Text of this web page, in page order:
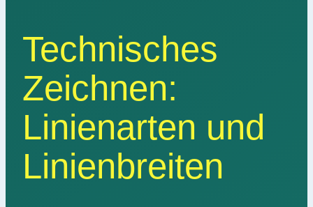
Technisches
Zeichnen:
Linienarten und
Linienbreiten